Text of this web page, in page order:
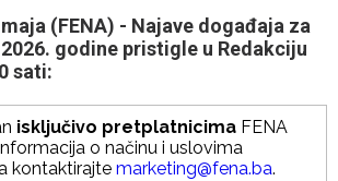
maja (FENA) - Najave događaja za
godine pristigle u Redakciju
sati:
isključivo pretplatnicima FENA
o načinu i uslovima
kontaktirajte marketing@fena.ba.